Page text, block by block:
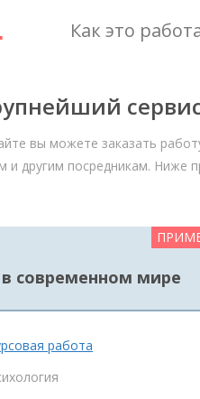
Как это
вы можете заказать
и другим посредникам. Ниже
современном мире
работа